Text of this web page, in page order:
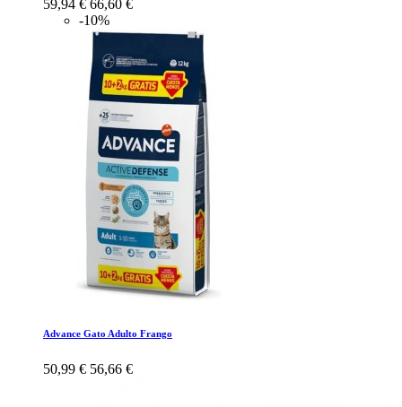
59,94 € 66,60 €
-10%
Advance Gato Adulto Frango
50,99 € 56,66 €